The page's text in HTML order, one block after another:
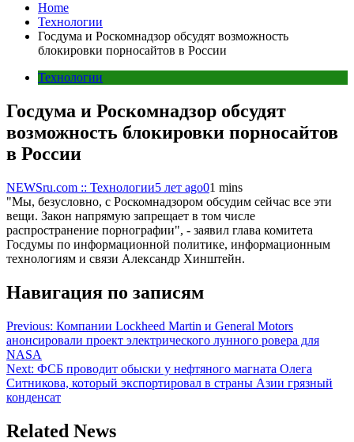
Home
Технологии
Госдума и Роскомнадзор обсудят возможность
блокировки порносайтов в России
Технологии
Госдума и Роскомнадзор обсудят
возможность блокировки порносайтов
в России
NEWSru.com :: Технологии5 лет ago01 mins
"Мы, безусловно, с Роскомнадзором обсудим сейчас все эти
вещи. Закон напрямую запрещает в том числе
распространение порнографии", - заявил глава комитета
Госдумы по информационной политике, информационным
технологиям и связи Александр Хинштейн.
Навигация по записям
Previous: Компании Lockheed Martin и General Motors
анонсировали проект электрического лунного ровера для
NASA
Next: ФСБ проводит обыски у нефтяного магната Олега
Ситникова, который экспортировал в страны Азии грязный
конденсат
Related News